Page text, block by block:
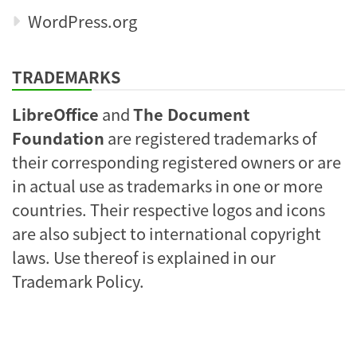
WordPress.org
TRADEMARKS
LibreOffice andThe Document
Foundation are registered trademarks of
their corresponding registered owners or are
in actual use as trademarks in one or more
countries. Their respective logos and icons
are also subject to international copyright
laws. Use thereof is explained in our
Trademark Policy.